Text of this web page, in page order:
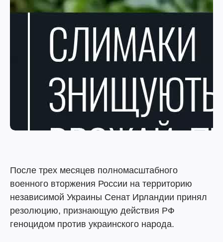
После трех месяцев полномасштабного
военного вторжения России на территорию
независимой Украины Сенат Ирландии принял
резолюцию, признающую действия РФ
геноцидом против украинского народа.